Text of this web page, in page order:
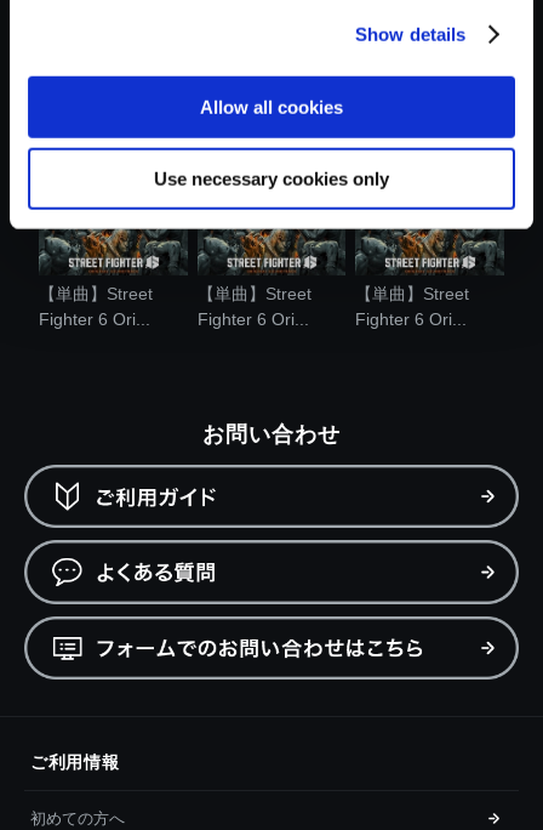
Show details
Allow all cookies
Use necessary cookies only
Fighter 6...
Fighter 6 Ori...
Fighter 6 Ori...
【単曲】Street
Fighter 6 Ori...
【単曲】Street
Fighter 6 Ori...
【単曲】Street
Fighter 6 Ori...
お問い合わせ
ご利用情報
初めての方へ